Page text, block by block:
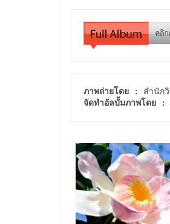
ภาพถ่ายโดย :
จัดทำอัลบั้มภาพโดย :